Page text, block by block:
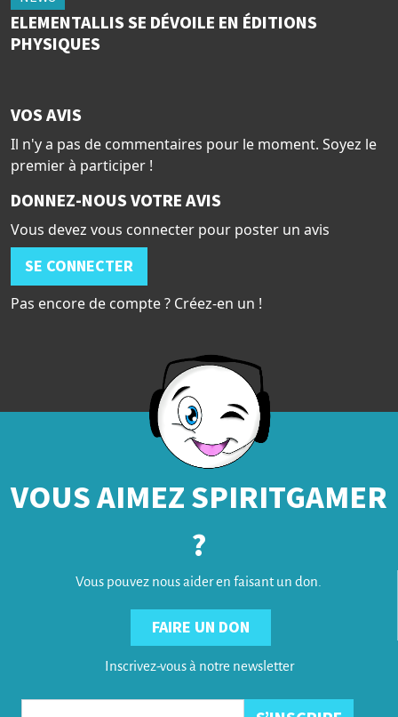
ELEMENTALLIS SE DÉVOILE EN ÉDITIONS
PHYSIQUES
VOS AVIS
Il n'y a pas de commentaires pour le moment. Soyez le
premier à participer !
DONNEZ-NOUS VOTRE AVIS
Vous devez vous connecter pour poster un avis
SE CONNECTER
Pas encore de compte ? Créez-en un !
VOUS AIMEZ SPIRITGAMER
?
Vous pouvez nous aider en faisant un don.
FAIRE UN DON
Inscrivez-vous à notre newsletter